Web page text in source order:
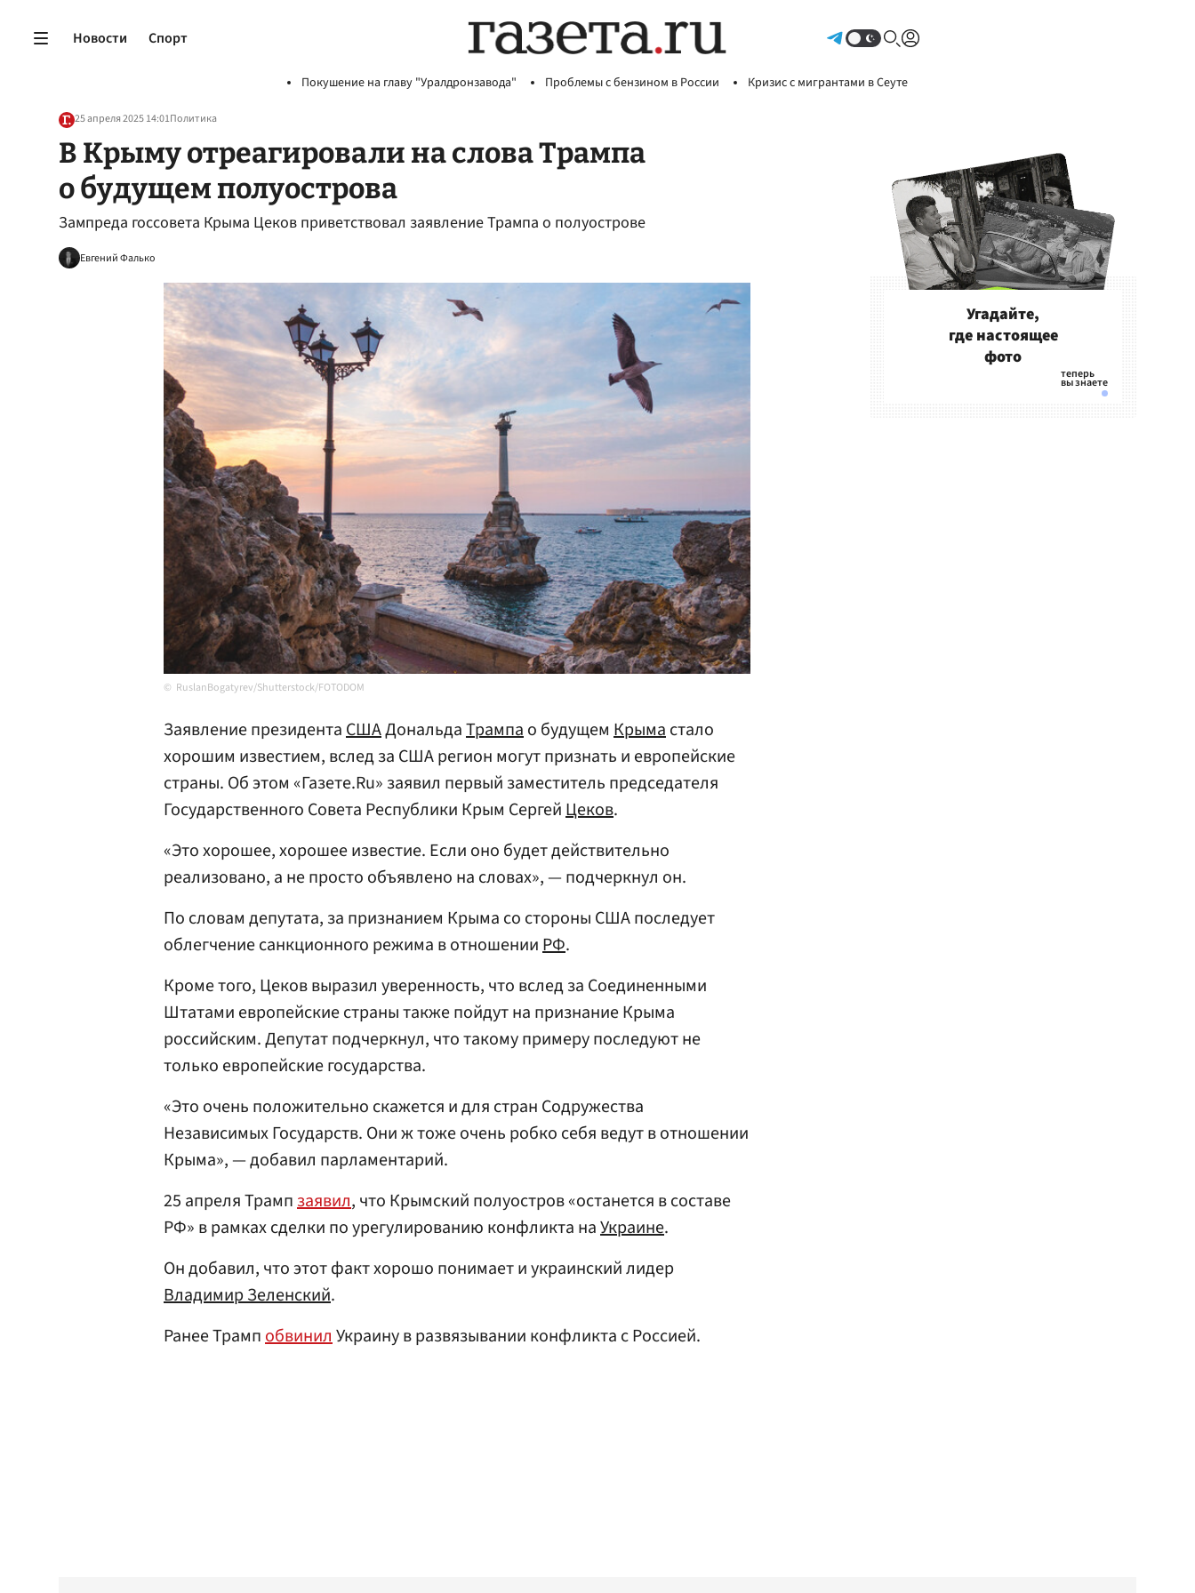
Новости Спорт
Покушение на главу "Уралдронзавода" Проблемы с бензином в России Кризис с мигрантами в Сеуте
25 апреля 2025 14:01Политика
В Крыму отреагировали на слова Трампа
о будущем полуострова
Зампреда госсовета Крыма Цеков приветствовал заявление Трампа о полуострове
Евгений Фалько
RuslanBogatyrev/Shutterstock/FOTODOM
Заявление президентаСШАДональдаТрампао будущем Крымастало
хорошим известием, вслед за США регион могут признать и европейские
страны. Об этом «Газете.Ru» заявил первый заместитель председателя
Государственного Совета Республики Крым СергейЦеков.
«Это хорошее, хорошее известие. Если оно будет действительно
реализовано, а не просто объявлено на словах», — подчеркнул он.
По словам депутата, за признанием Крыма со стороны США последует
облегчение санкционного режима в отношенииРФ.
Кроме того, Цеков выразил уверенность, что вслед за Соединенными
Штатами европейские страны также пойдут на признание Крыма
российским. Депутат подчеркнул, что такому примеру последуют не
только европейские государства.
«Это очень положительно скажется и для стран Содружества
Независимых Государств. Они ж тоже очень робко себя ведут в отношении
Крыма», — добавил парламентарий.
25 апреля Трампзаявил, что Крымский полуостров «останется в составе
РФ» в рамках сделки по урегулированию конфликта наУкраине.
Он добавил, что этот факт хорошо понимает и украинский лидер
Владимир Зеленский.
Ранее ТрампобвинилУкраину в развязывании конфликта с Россией.
Угадайте,
где настоящее
фото